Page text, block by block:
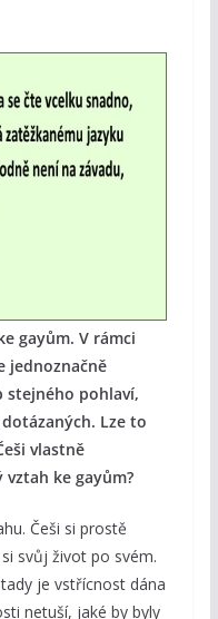
gayům. V rámci
jednoznačně
stejného pohlaví,
Lze to
vlastně
ke gayům?
Češi si prostě
svůj život po svém.
je vstřícnost dána
netuší, jaké by byly